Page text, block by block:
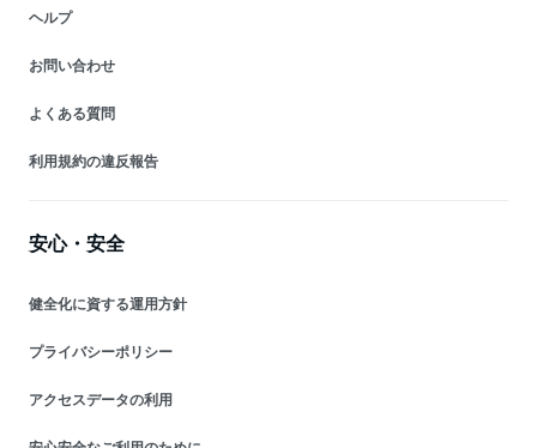
ヘルプ
お問い合わせ
よくある質問
利用規約の違反報告
安心・安全
健全化に資する運用方針
プライバシーポリシー
アクセスデータの利用